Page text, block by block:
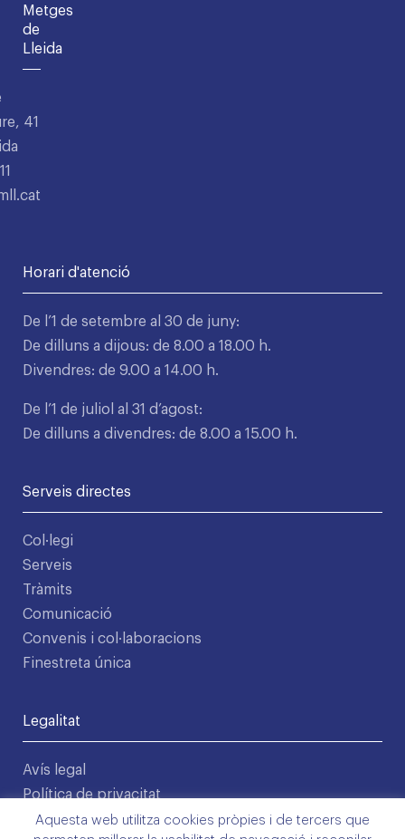
Metges
de
Lleida
41
Horari d'atenció
De l’1 de setembre al 30 de juny:
De dilluns a dijous: de 8.00 a 18.00 h.
Divendres: de 9.00 a 14.00 h.
De l’1 de juliol al 31 d’agost:
De dilluns a divendres: de 8.00 a 15.00 h.
Serveis directes
Col·legi
Serveis
Tràmits
Comunicació
Convenis i col·laboracions
Finestreta única
Legalitat
Avís legal
Política de privacitat
Condicions d'ús
Aquesta web utilitza cookies pròpies i de tercers que